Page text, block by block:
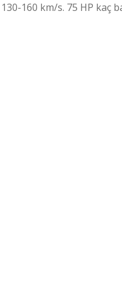
160 km/s. 75 HP